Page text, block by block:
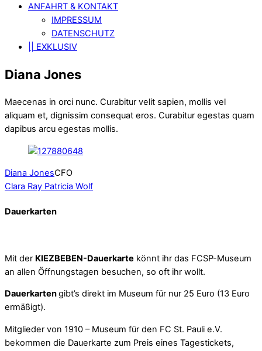
ANFAHRT & KONTAKT
IMPRESSUM
DATENSCHUTZ
|| EXKLUSIV
Diana Jones
Maecenas in orci nunc. Curabitur velit sapien, mollis vel
aliquam et, dignissim consequat eros. Curabitur egestas quam
dapibus arcu egestas mollis.
Diana JonesCFO
Clara Ray Patricia Wolf
Dauerkarten
Mit der KIEZBEBEN-Dauerkarte könnt ihr das FCSP-Museum
an allen Öffnungstagen besuchen, so oft ihr wollt.
Dauerkartengibt’s direkt im Museum für nur 25 Euro (13 Euro
ermäßigt).
Mitglieder von 1910 – Museum für den FC St. Pauli e.V.
bekommen die Dauerkarte zum Preis eines Tagestickets,